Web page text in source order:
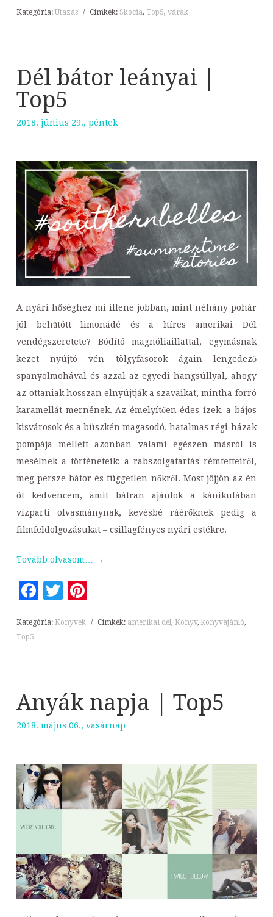
Kategória:Utazás / Címkék: Skócia, Top5,várak
Dél bátor leányai |
Top5
2018. június 29., péntek
A nyári hőséghez mi illene jobban, mint néhány pohár
jól behűtött limonádé és a híres amerikai Dél
vendégszeretete? Bódító magnóliaillattal, egymásnak
kezet nyújtó vén tölgyfasorok ágain lengedező
spanyolmohával és azzal az egyedi hangsúllyal, ahogy
az ottaniak hosszan elnyújtják a szavaikat, mintha forró
karamellát mernének. Az émelyítően édes ízek, a bájos
kisvárosok és a büszkén magasodó, hatalmas régi házak
pompája mellett azonban valami egészen másról is
mesélnek a történeteik: a rabszolgatartás rémtetteiről,
meg persze bátor és független nőkről. Most jöjjön az én
öt kedvencem, amit bátran ajánlok a kánikulában
vízparti olvasmánynak, kevésbé ráérőknek pedig a
filmfeldolgozásukat – csillagfényes nyári estékre.
Tovább olvasom… →
Facebook
Twitter
Kategória: Könyvek / Címkék: amerikai dél, Könyv,könyvajánló,
Top5
Anyák napja | Top5
2018. május 06., vasárnap